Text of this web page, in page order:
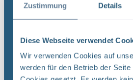
Zustimmung Details
Diese Webseite verwendet
Wir verwenden Cookies auf
werden für den Betrieb der Seite
Deutschland – die Basics
Endlagersuche Deutschland
der künftige Standort gefunden
kann sich die Öffentlichkeit an